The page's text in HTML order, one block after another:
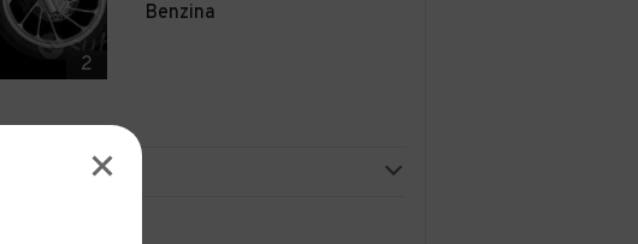
2
Benzina